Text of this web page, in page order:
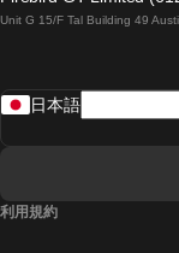
Unit G 15/F Tal Building 49
日本語
利用規約